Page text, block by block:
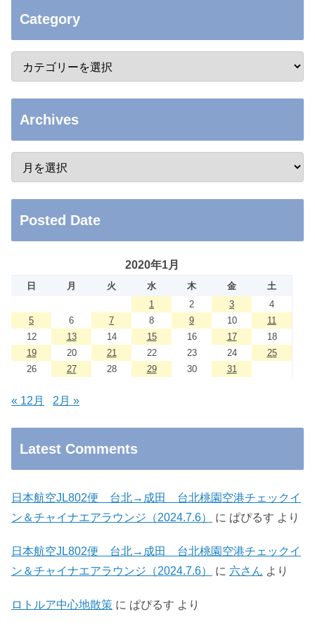
Category
Archives
Posted Date
2020年1月
日 月 火 水 木 金
土
1
2 3
4
5
6 7 8 9 10
11
12
13 14 15 16 17
18
19
20 21 22 23 24
25
26
27 28 29 30 31
« 12月 2月 »
Latest Comments
日本航空JL802便 台北→成田 台北桃園空港チェックイ
ン＆チャイナエアラウンジ（2024.7.6）
に ぱぴるす より
日本航空JL802便 台北→成田 台北桃園空港チェックイ
ン＆チャイナエアラウンジ（2024.7.6）
に 六さん より
ロトルア中心地散策 に ぱぴるす より